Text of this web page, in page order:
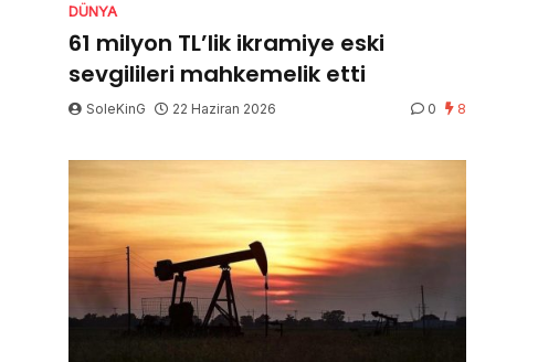
DÜNYA
61 milyon TL’lik ikramiye eski
sevgilileri mahkemelik etti
SoleKinG 22 Haziran 2026 0 8